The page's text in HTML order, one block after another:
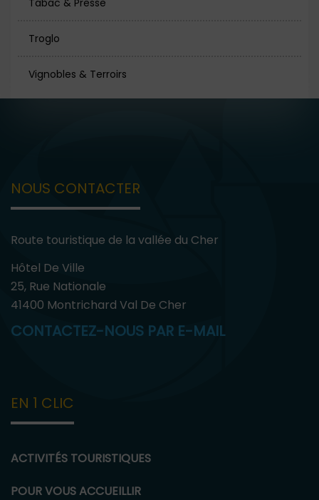
Troglo
Vignobles & Terroirs
NOUS CONTACTER
Route touristique de la vallée du Cher
Hôtel De Ville
25, Rue Nationale
41400 Montrichard Val De Cher
CONTACTEZ-NOUS PAR E-MAIL
EN 1 CLIC
ACTIVITÉS TOURISTIQUES
POUR VOUS ACCUEILLIR